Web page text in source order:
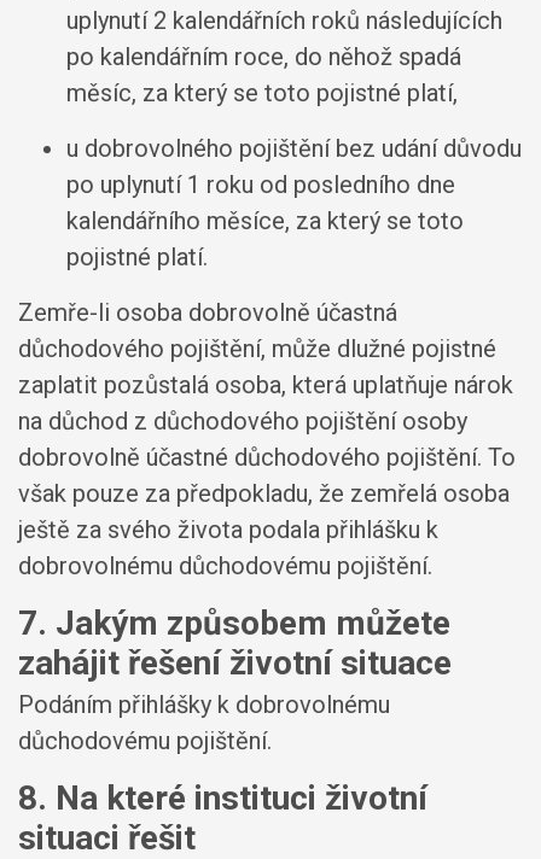
uplynutí 2 kalendářních roků následujících
po kalendářním roce, do něhož spadá
měsíc, za který se toto pojistné platí,
u dobrovolného pojištění bez udání důvodu
po uplynutí 1 roku od posledního dne
kalendářního měsíce, za který se toto
pojistné platí.
Zemře-li osoba dobrovolně účastná
důchodového pojištění, může dlužné pojistné
zaplatit pozůstalá osoba, která uplatňuje nárok
na důchod z důchodového pojištění osoby
dobrovolně účastné důchodového pojištění. To
však pouze za předpokladu, že zemřelá osoba
ještě za svého života podala přihlášku k
dobrovolnému důchodovému pojištění.
7. Jakým způsobem můžete
zahájit řešení životní situace
Podáním přihlášky k dobrovolnému
důchodovému pojištění.
8. Na které instituci životní
situaci řešit